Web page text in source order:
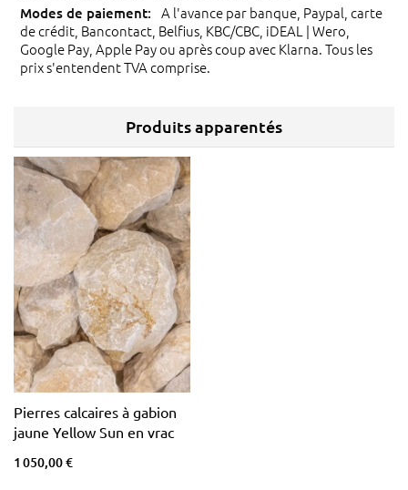
A l'avance par banque, Paypal, carte
de crédit, Bancontact, Belfius, KBC/CBC, iDEAL | Wero,
Google Pay, Apple Pay ou après coup avec Klarna. Tous les
prix s'entendent TVA comprise.
Produits apparentés
Pierres calcaires à gabion
jaune Yellow Sun en vrac
1 050,00 €